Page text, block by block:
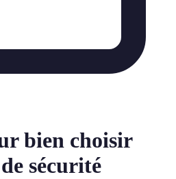
bien choisir
sécurité